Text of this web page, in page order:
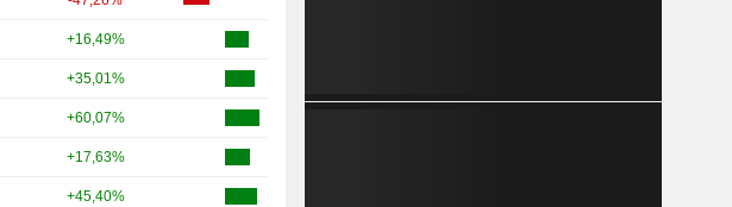
+16,49%
+35,01%
+60,07%
+17,63%
+45,40%